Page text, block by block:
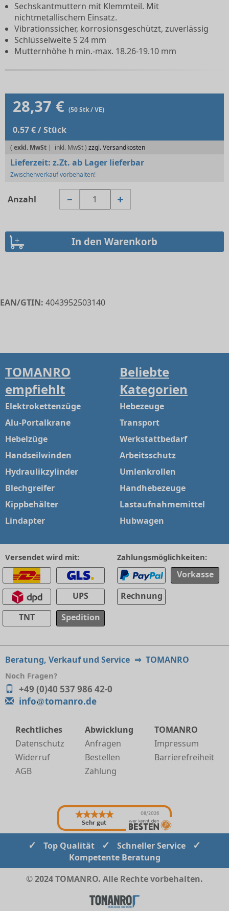
Sechskantmuttern mit Klemmteil. Mit
nichtmetallischem Einsatz.
Vibrationssicher, korrosionsgeschützt, zuverlässig
Schlüsselweite S 24 mm
Mutternhöhe h min.-max. 18.26-19.10 mm
28,37 € (50 Stk / VE)
0.57 € / Stück
( exkl. MwSt | zzgl. Versandkosten
Lieferzeit: z.Zt. ab Lager lieferbar
Zwischenverkauf vorbehalten!
Anzahl
EAN/GTIN: 4043952503140
TOMANRO
empfiehlt
Elektrokettenzüge
Alu-Portalkrane
Hebelzüge
Handseilwinden
Hydraulikzylinder
Blechgreifer
Kippbehälter
Lindapter
Beliebte
Kategorien
Hebezeuge
Transport
Werkstattbedarf
Arbeitsschutz
Umlenkrollen
Handhebezeuge
Lastaufnahmemittel
Hubwagen
Versendet wird mit:
UPS
TNT
Spedition
Zahlungsmöglichkeiten:
Vorkasse
Rechnung
Beratung, Verkauf und Service ⇒ TOMANRO
Noch Fragen?
+49 (0)40 537 986 42-0
info
tomanro.de
Rechtliches
Datenschutz
Widerruf
AGB
Abwicklung
Anfragen
Bestellen
Zahlung
TOMANRO
Impressum
Barrierefreiheit
Sehr gut
08/2026
✓ Top Qualität ✓ Schneller Service ✓
Kompetente Beratung
© 2024 TOMANRO. Alle Rechte vorbehalten.